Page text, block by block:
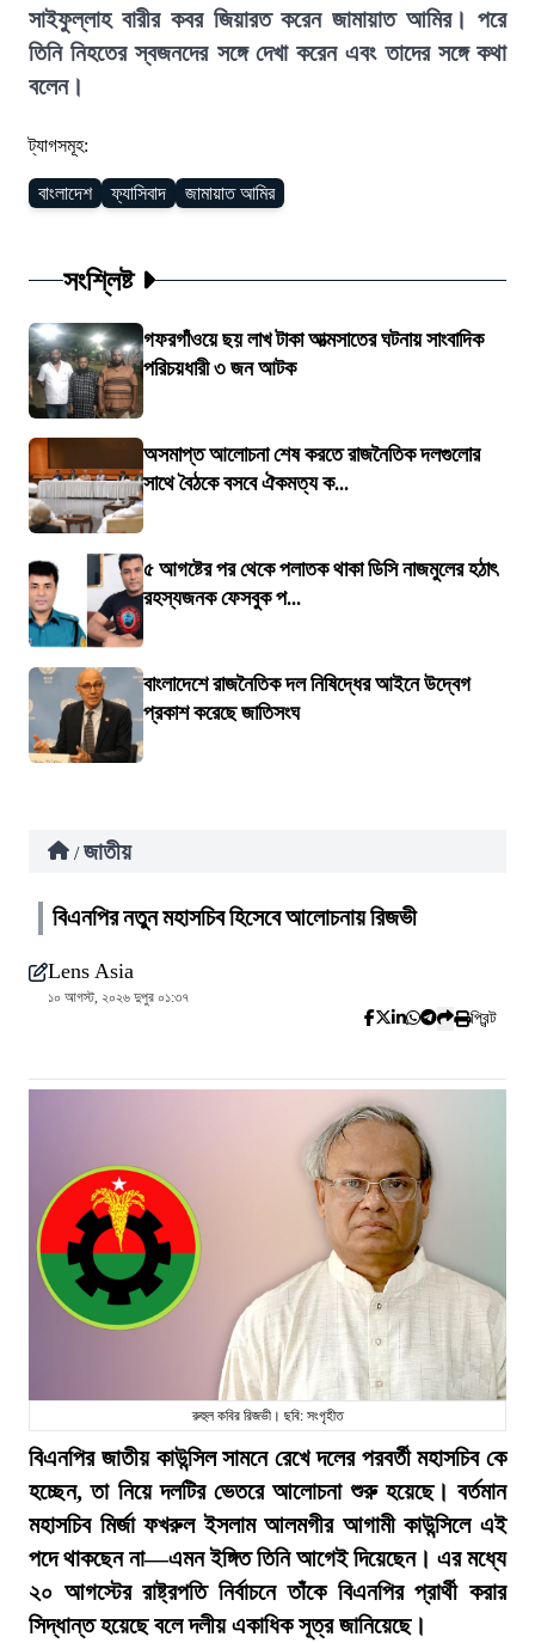
সাইফুল্লাহ বারীর কবর জিয়ারত করেন জামায়াত আমির। পরে
তিনি নিহতের স্বজনদের সঙ্গে দেখা করেন এবং তাদের সঙ্গে কথা
বলেন।
ট্যাগসমূহ:
বাংলাদেশ ফ্যাসিবাদ জামায়াত আমির
সংশ্লিষ্ট
গফরগাঁওয়ে ছয় লাখ টাকা আত্মসাতের ঘটনায় সাংবাদিক
পরিচয়ধারী ৩ জন আটক
অসমাপ্ত আলোচনা শেষ করতে রাজনৈতিক দলগুলোর
সাথে বৈঠকে বসবে ঐকমত্য ক...
৫ আগষ্টের পর থেকে পলাতক থাকা ডিসি নাজমুলের হঠাৎ
রহস্যজনক ফেসবুক প...
বাংলাদেশে রাজনৈতিক দল নিষিদ্ধের আইনে উদ্বেগ
প্রকাশ করেছে জাতিসংঘ
/ জাতীয়
বিএনপির নতুন মহাসচিব হিসেবে আলোচনায় রিজভী
Lens Asia
১০ আগস্ট, ২০২৬ দুপুর ০১:৩৭
প্রিন্ট
রুহুল কবির রিজভী। ছবি: সংগৃহীত
বিএনপির জাতীয় কাউন্সিল সামনে রেখে দলের পরবর্তী মহাসচিব কে
হচ্ছেন, তা নিয়ে দলটির ভেতরে আলোচনা শুরু হয়েছে। বর্তমান
মহাসচিব মির্জা ফখরুল ইসলাম আলমগীর আগামী কাউন্সিলে এই
পদে থাকছেন না—এমন ইঙ্গিত তিনি আগেই দিয়েছেন। এর মধ্যে
২০ আগস্টের রাষ্ট্রপতি নির্বাচনে তাঁকে বিএনপির প্রার্থী করার
সিদ্ধান্ত হয়েছে বলে দলীয় একাধিক সূত্র জানিয়েছে।